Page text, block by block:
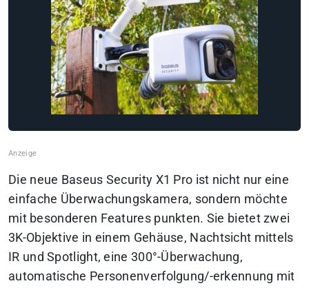
Die neue Baseus Security X1 Pro ist nicht nur eine
einfache Überwachungskamera, sondern möchte
mit besonderen Features punkten. Sie bietet zwei
3K-Objektive in einem Gehäuse, Nachtsicht mittels
IR und Spotlight, eine 300°-Überwachung,
automatische Personenverfolgung/-erkennung mit